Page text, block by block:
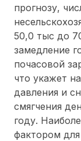
прогнозу,
50,0 тыс до
замедление
почасовой
что укажет
давления и
смягчения
году.
фактором